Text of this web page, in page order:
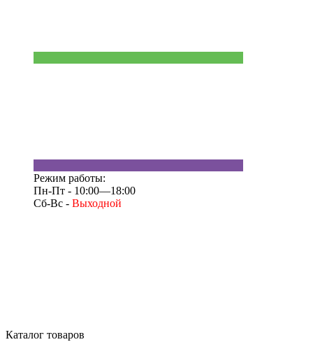
Режим работы:
Пн-Пт - 10:00—18:00
Сб-Вс - Выходной
Каталог товаров